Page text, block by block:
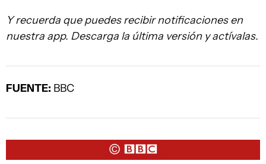
Y recuerda que puedes recibir notificaciones en
nuestra app. Descarga la última versión y actívalas.
FUENTE: BBC